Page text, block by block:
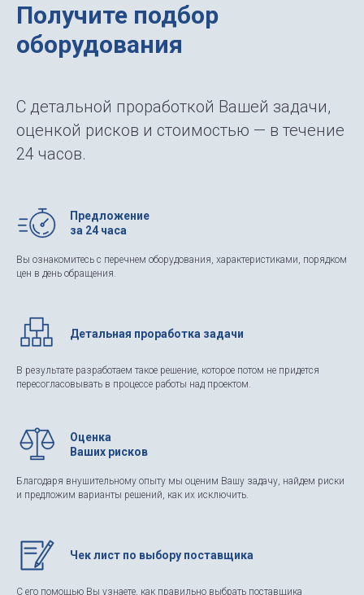
Получите подбор
оборудования
С детальной проработкой Вашей задачи,
оценкой рисков и стоимостью — в течение
24 часов.
Предложение
за 24 часа
Вы ознакомитесь с перечнем оборудования, характеристиками, порядком
цен в день обращения.
Детальная проработка задачи
В результате разработаем такое решение, которое потом не придется
пересогласовывать в процессе работы над проектом.
Оценка
Ваших рисков
Благодаря внушительному опыту мы оценим Вашу задачу, найдем риски
и предложим варианты решений, как их исключить.
Чек лист по выбору поставщика
С его помощью Вы узнаете, как правильно выбрать поставщика